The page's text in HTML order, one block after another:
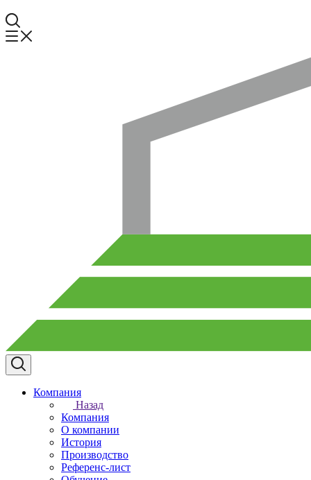
Компания
Назад
Компания
О компании
История
Производство
Референс-лист